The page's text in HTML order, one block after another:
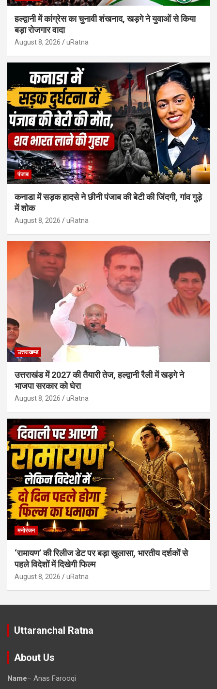
हल्द्वानी में कांग्रेस का चुनावी शंखनाद, खड़गे ने युवाओं से किया
बड़ा रोजगार वादा
August 8, 2026 uRatna
पंजाब
कनाडा में सड़क हादसे ने छीनी पंजाब की बेटी की जिंदगी, गांव गुड़े
में शोक
August 8, 2026 uRatna
उत्तराखण्ड
उत्तराखंड में 2027 की तैयारी तेज, हल्द्वानी रैली में खड़गे ने
भाजपा सरकार को घेरा
August 8, 2026 uRatna
मनोरंजन
‘रामायण’ की रिलीज डेट पर बड़ा खुलासा, भारतीय दर्शकों से
पहले विदेशों में दिखेगी फिल्म
August 8, 2026 uRatna
Uttaranchal Ratna
About Us
Name– Anas Farooqi